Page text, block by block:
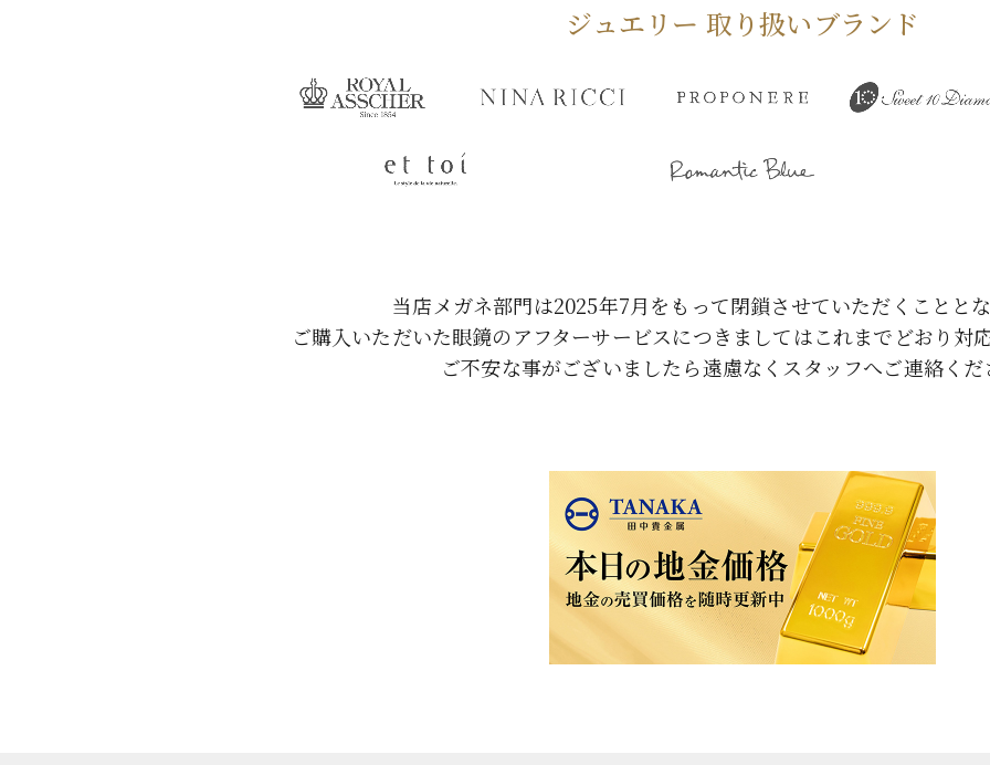
ジュエリー 取り扱いブランド
当店メガネ部門は2025年7月をもって閉鎖させていただくことと
ご購入いただいた眼鏡のアフターサービスにつきましてはこれまでどおり対
ご不安な事がございましたら遠慮なくスタッフへご連絡く